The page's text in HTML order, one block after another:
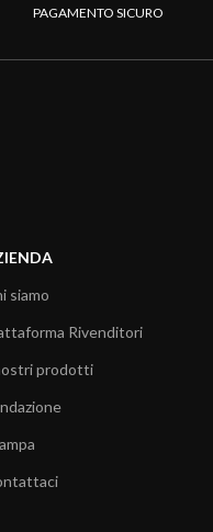
PAGAMENTO SICURO
siamo
Rivenditori
prodotti